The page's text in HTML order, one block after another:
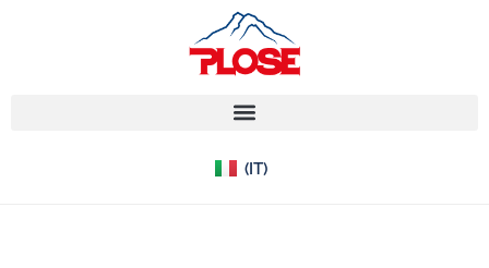
(IT)
(EN)
(DE)